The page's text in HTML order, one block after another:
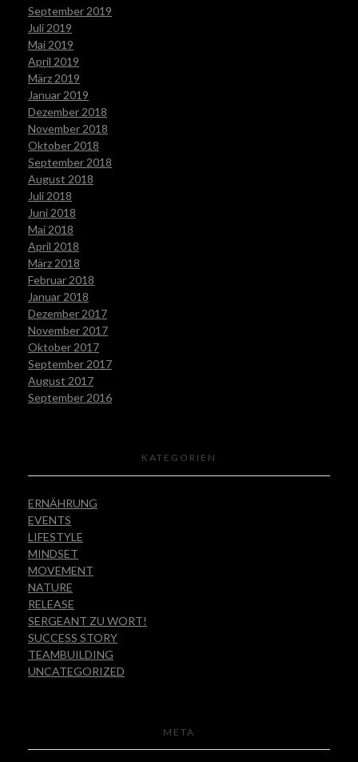
September 2019
Juli 2019
Mai 2019
April 2019
März 2019
Januar 2019
Dezember 2018
November 2018
Oktober 2018
September 2018
August 2018
Juli 2018
Juni 2018
Mai 2018
April 2018
März 2018
Februar 2018
Januar 2018
Dezember 2017
November 2017
Oktober 2017
September 2017
August 2017
September 2016
KATEGORIEN
ERNÄHRUNG
EVENTS
LIFESTYLE
MINDSET
MOVEMENT
NATURE
RELEASE
SERGEANT ZU WORT!
SUCCESS STORY
TEAMBUILDING
UNCATEGORIZED
META